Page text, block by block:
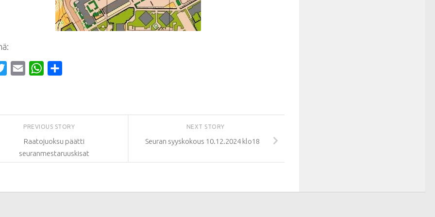
TwitterEmail WhatsApp
NEXT STORY
Seuran syyskokous 10.12.2024 klo18
PREVIOUS STORY
Raatojuoksu päätti
seuranmestaruuskisat